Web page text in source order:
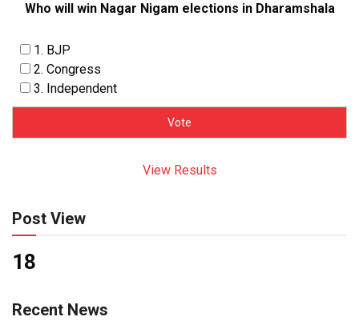
Who will win Nagar Nigam elections in Dharamshala
1. BJP
2. Congress
3. Independent
View Results
Post View
18
Recent News